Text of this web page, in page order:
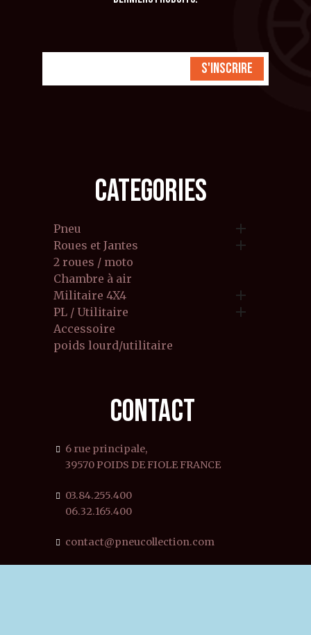
S'inscrire
CATEGORIES
Pneu 
Roues et Jantes 
2 roues / moto
Chambre à air
Militaire 4X4

PL / Utilitaire 
Accessoire
poids lourd/utilitaire
CONTACT
6 rue principale,
39570 POIDS DE FIOLE FRANCE
03.84.255.400
06.32.165.400
contact@pneucollection.com